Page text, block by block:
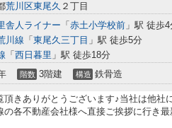
荒川区東尾久 ２丁目
舎人ライナー 「 赤土小学校前 」駅 徒歩4
川線 「 東尾久三丁目 」駅 徒歩5分
「 西日暮里 」駅 徒歩18分
階数 3階建 構造 鉄骨造
頂きありがとうございます♪当社は他社
の各不動産会社様へ直接ご挨拶に行き